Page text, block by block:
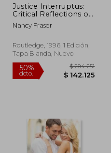
Justice Interruptus:
Critical Reflections on
the "Postsocialist"
Condition: Rethinking
Post-Socialist age (en
Inglés)
Nancy Fraser
Routledge, 1996, 1 Edición,
Tapa Blanda, Nuevo